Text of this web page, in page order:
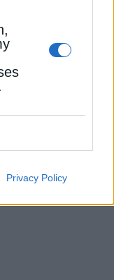
Privacy Policyτου